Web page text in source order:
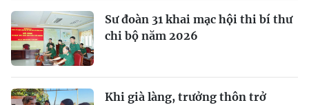
Sư đoàn 31 khai mạc hội thi bí thư
chi bộ năm 2026
Khi già làng, trưởng thôn trở